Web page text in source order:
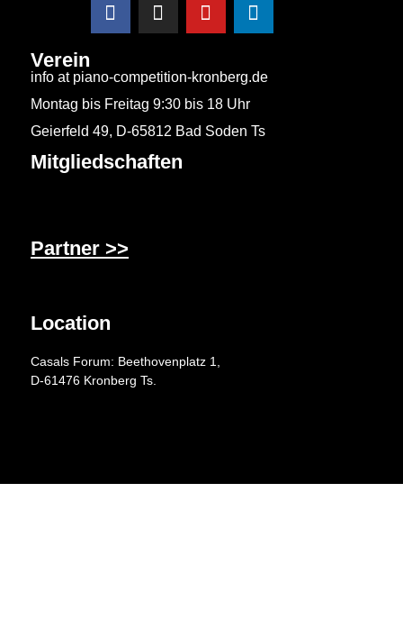
Verein
info at piano-competition-kronberg.de
Montag bis Freitag 9:30 bis 18 Uhr
Geierfeld 49, D-65812 Bad Soden Ts
Mitgliedschaften
Partner >>
Location
Casals Forum: Beethovenplatz 1,
D-61476 Kronberg Ts.